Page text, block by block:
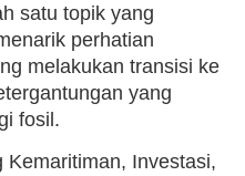
satu topik yang
perhatian
melakukan transisi ke
yang
fosil.
Kemaritiman, Investasi,